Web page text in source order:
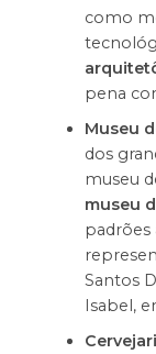
como
pena
Museu
dos
museu
museu
padrões
Santos
Isabel,